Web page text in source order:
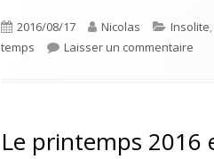
Publié
le
2016/08/17 Auteur
Nicolas Insolite,
temps
Laisser un commentaire
Le printemps 2016